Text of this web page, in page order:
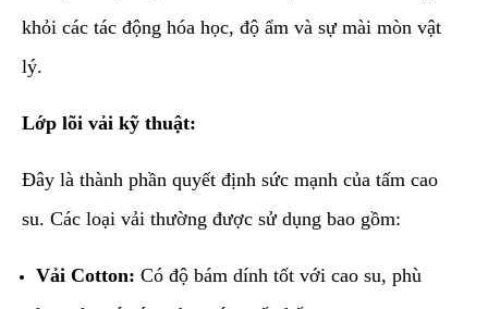
khỏi các tác động hóa học, độ ẩm và sự mài mòn vật
lý.
Lớp lõi vải kỹ thuật:
Đây là thành phần quyết định sức mạnh của tấm cao
su. Các loại vải thường được sử dụng bao gồm:
Vải Cotton: Có độ bám dính tốt với cao su, phù